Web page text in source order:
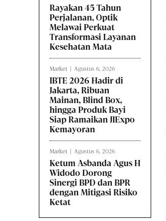
Rayakan 45 Tahun
Perjalanan, Optik
Melawai Perkuat
Transformasi Layanan
Kesehatan Mata
Market Agustus 6, 2026
IBTE 2026 Hadir di
Jakarta, Ribuan
Mainan, Blind Box,
hingga Produk Bayi
Siap Ramaikan JIExpo
Kemayoran
Market Agustus 6, 2026
Ketum Asbanda Agus H
Widodo Dorong
Sinergi BPD dan BPR
dengan Mitigasi Risiko
Ketat